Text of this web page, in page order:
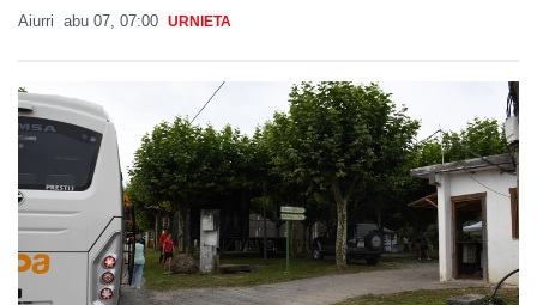
Aiurri abu 07, 07:00 URNIETA